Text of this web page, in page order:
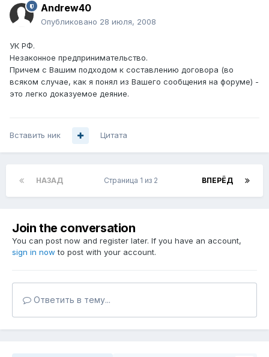
Andrew40
Опубликовано 28 июля, 2008
УК РФ.
Незаконное предпринимательство.
Причем с Вашим подходом к составлению договора (во
всяком случае, как я понял из Вашего сообщения на форуме) -
это легко доказуемое деяние.
Вставить ник Цитата
НАЗАД ВПЕРЁД
Страница 1 из 2
Join the conversation
You can post now and register later. If you have an account,
sign in now to post with your account.
Ответить в тему...